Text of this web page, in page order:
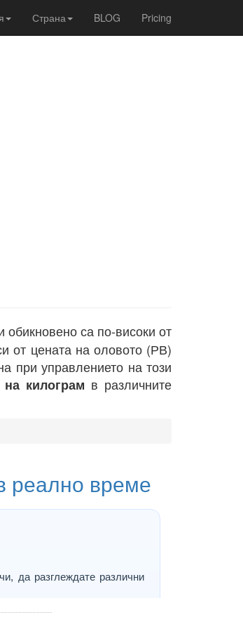
Страна BLOG Pricing
обикновено са по-високи от
от цената на оловото (РВ)
при управлението на този
килограм в различните
реално време
да разглеждате различни